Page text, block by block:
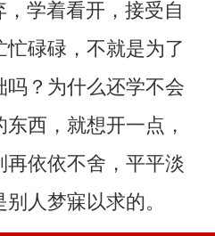
，学着看开，接受自
碌碌，不就是为了
？为什么还学不会
西，就想开一点，
再依依不舍，平平淡
人梦寐以求的。